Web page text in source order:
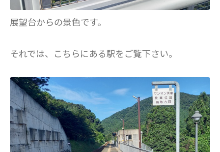
展望台からの景色です。
それでは、こちらにある駅をご覧下さい。